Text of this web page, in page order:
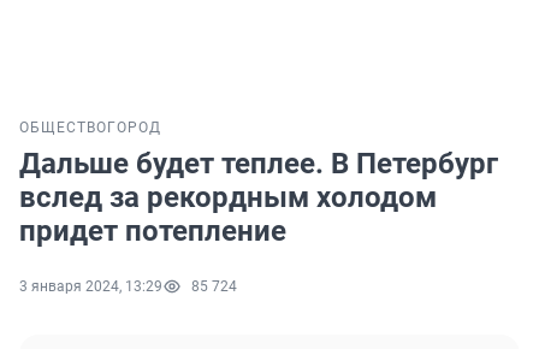
ОБЩЕСТВО ГОРОД
Дальше будет теплее. В Петербург
вслед за рекордным холодом
придет потепление
3 января 2024, 13:29 85 724